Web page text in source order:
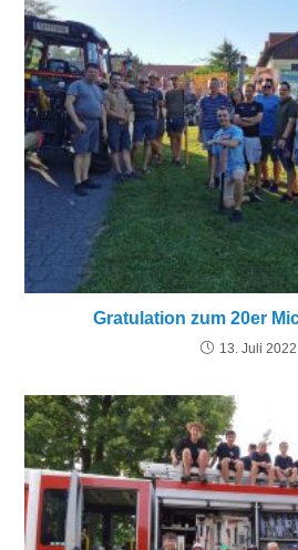
Gratulation zum 20er
13. Juli 2022